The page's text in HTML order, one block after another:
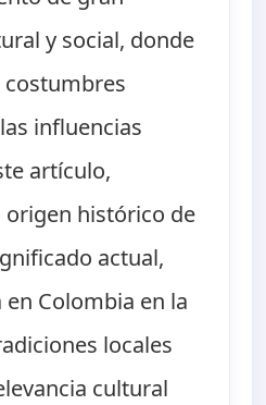
y social, donde
costumbres
influencias
artículo,
histórico de
actual,
Colombia en la
locales
cultural